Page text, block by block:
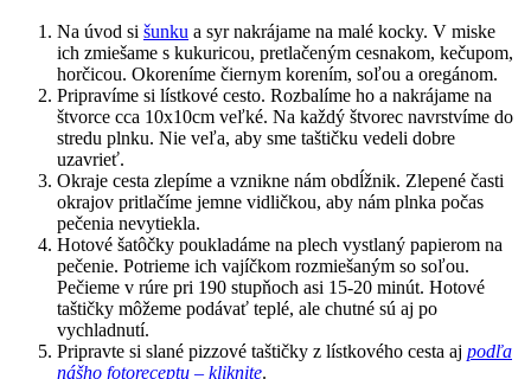
Na úvod si šunku a syr nakrájame na malé kocky. V miske
ich zmiešame s kukuricou, pretlačeným cesnakom, kečupom,
horčicou. Okoreníme čiernym korením, soľou a oregánom.
Pripravíme si lístkové cesto. Rozbalíme ho a nakrájame na
štvorce cca 10x10cm veľké. Na každý štvorec navrstvíme do
stredu plnku. Nie veľa, aby sme taštičku vedeli dobre
uzavrieť.
Okraje cesta zlepíme a vznikne nám obdĺžnik. Zlepené časti
okrajov pritlačíme jemne vidličkou, aby nám plnka počas
pečenia nevytiekla.
Hotové šatôčky poukladáme na plech vystlaný papierom na
pečenie. Potrieme ich vajíčkom rozmiešaným so soľou.
Pečieme v rúre pri 190 stupňoch asi 15-20 minút. Hotové
taštičky môžeme podávať teplé, ale chutné sú aj po
vychladnutí.
Pripravte si slané pizzové taštičky z lístkového cesta aj podľa
nášho fotoreceptu – kliknite.